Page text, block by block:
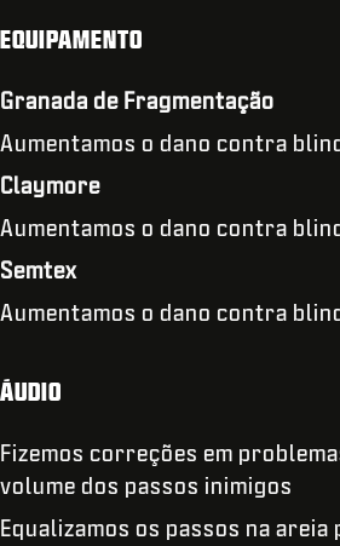
EQUIPAMENTO
Granada de Fragmentação
Aumentamos o dano contra
Claymore
Aumentamos o dano contra
Semtex
Aumentamos o dano contra
ÁUDIO
Fizemos correções em
volume dos passos inimigos
Equalizamos os passos na